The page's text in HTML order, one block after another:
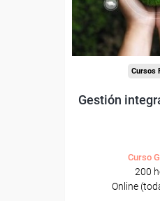
-
Cursos
Gestión
Curso
200
Online